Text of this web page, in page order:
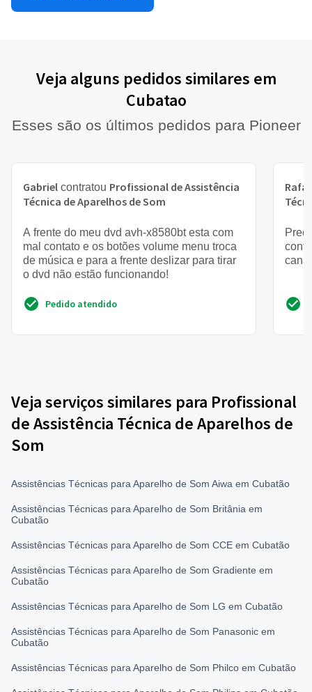
Veja alguns pedidos similares em
Cubatao
Esses são os últimos pedidos para Pioneer
Gabriel contratou Profissional de Assistência
Técnica de Aparelhos de Som
A frente do meu dvd avh-x8580bt esta com
mal contato e os botões volume menu troca
de música e para a frente deslizar para tirar
o dvd não estão funcionando!
Pedido atendido
Veja serviços similares para Profissional
de Assistência Técnica de Aparelhos de
Som
Assistências Técnicas para Aparelho de Som Aiwa em Cubatão
Assistências Técnicas para Aparelho de Som Britânia em
Cubatão
Assistências Técnicas para Aparelho de Som CCE em Cubatão
Assistências Técnicas para Aparelho de Som Gradiente em
Cubatão
Assistências Técnicas para Aparelho de Som LG em Cubatão
Assistências Técnicas para Aparelho de Som Panasonic em
Cubatão
Assistências Técnicas para Aparelho de Som Philco em Cubatão